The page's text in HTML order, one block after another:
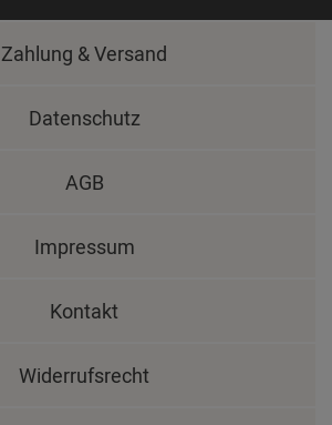
Zahlung & Versand
Datenschutz
AGB
Impressum
Kontakt
Widerrufsrecht